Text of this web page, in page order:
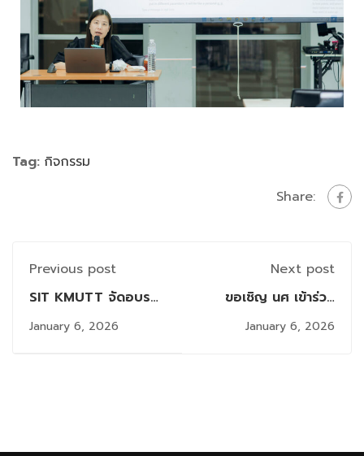
Tag: กิจกรรม
Share:
Previous post
SIT KMUTT จัดอบรม
เตรียมความพร้อมการ
เข้าสู่ตำแหน่งทาง
January 6, 2026
Next post
ขอเชิญ นศ เข้าร่วม
กิจกรรม Firm 1/2025
(Workshop) โดย
January 6, 2026